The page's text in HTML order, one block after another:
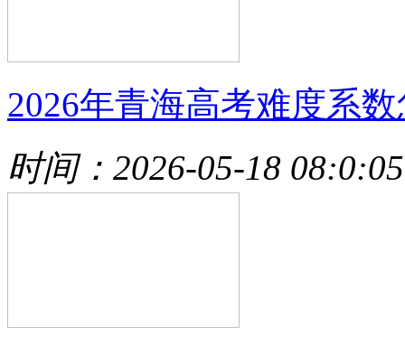
2026年青海高考难度系
时间：2026-05-18 08:0:05